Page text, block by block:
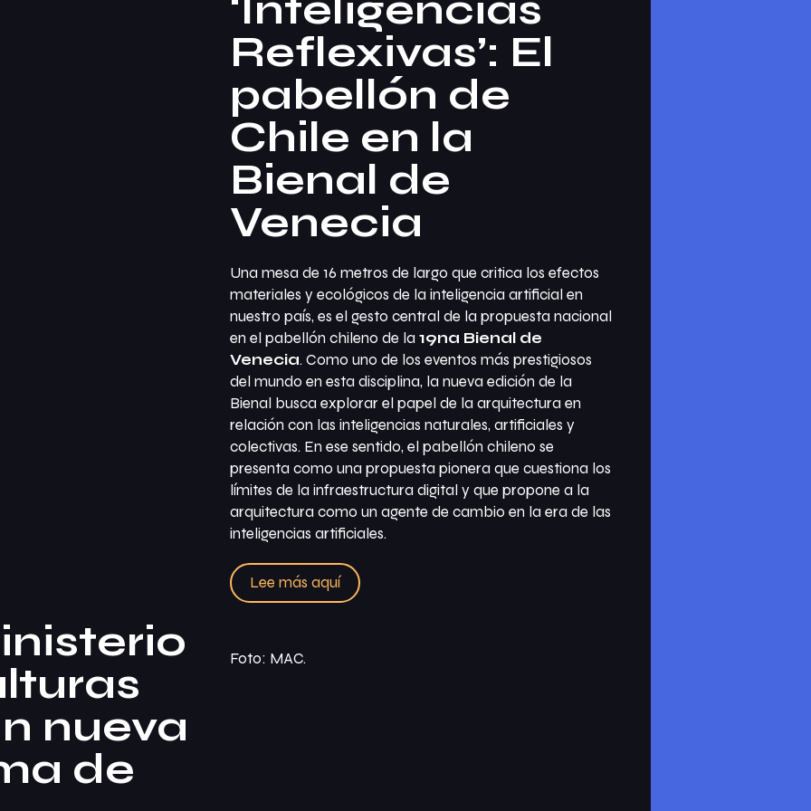
Reflexivas’: El
pabellón de
Chile en la
Bienal de
Venecia
Una mesa de 16 metros de largo que critica los efectos
materiales y ecológicos de la inteligencia artificial en
nuestro país, es el gesto central de la propuesta nacional
en el pabellón chileno de la 19na Bienal de
Venecia. Como uno de los eventos más prestigiosos
del mundo en esta disciplina, la nueva edición de la
Bienal busca explorar el papel de la arquitectura en
relación con las inteligencias naturales, artificiales y
colectivas. En ese sentido, el pabellón chileno se
presenta como una propuesta pionera que cuestiona los
límites de la infraestructura digital y que propone a la
arquitectura como un agente de cambio en la era de las
inteligencias artificiales.
Lee más aquí
nueva
de
Foto: MAC.